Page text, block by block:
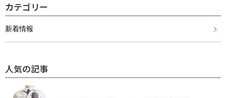
カテゴリー
新着情報
人気の記事